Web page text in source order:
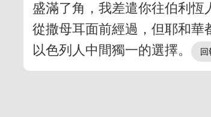
盛滿了角，我差遣你往伯利
從撒母耳面前經過，但耶和華
以色列人中間獨一的選擇。